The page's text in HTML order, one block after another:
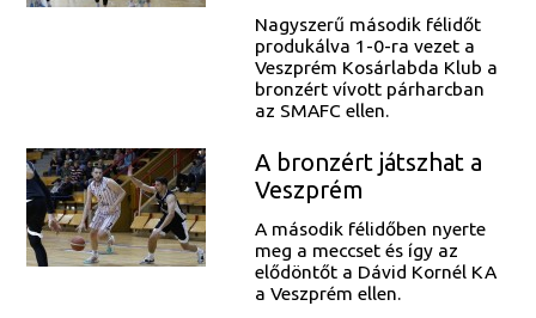
Nagyszerű második félidőt
produkálva 1-0-ra vezet a
Veszprém Kosárlabda Klub a
bronzért vívott párharcban
az SMAFC ellen.
A bronzért játszhat a
Veszprém
A második félidőben nyerte
meg a meccset és így az
elődöntőt a Dávid Kornél KA
a Veszprém ellen.